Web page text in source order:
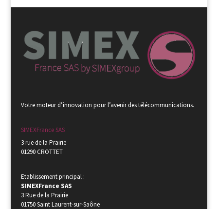
Votre moteur d’innovation pour l’avenir des télécommunications.
SIMEXFrance SAS
3 rue de la Prairie
01290 CROTTET
Etablissement principal :
SIMEXFrance SAS
3 Rue de la Prairie
01750 Saint Laurent-sur-Saône